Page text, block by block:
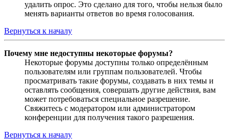
удалить опрос. Это сделано для того, чтобы нельзя было
менять варианты ответов во время голосования.
Вернуться к началу
Почему мне недоступны некоторые форумы?
Некоторые форумы доступны только определённым
пользователям или группам пользователей. Чтобы
просматривать такие форумы, создавать в них темы и
оставлять сообщения, совершать другие действия, вам
может потребоваться специальное разрешение.
Свяжитесь с модератором или администратором
конференции для получения такого разрешения.
Вернуться к началу